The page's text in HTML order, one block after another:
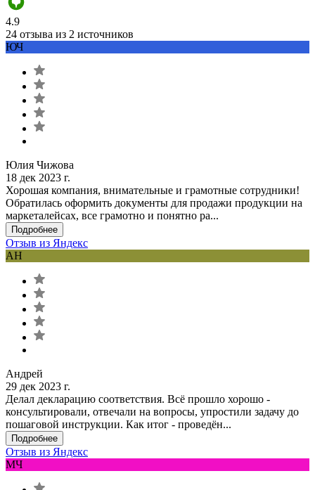
4.9
24 отзыва из 2 источников
ЮЧ
Юлия Чижова
18 дек 2023 г.
Хорошая компания, внимательные и грамотные сотрудники!
Обратилась оформить документы для продажи продукции на
маркеталейсах, все грамотно и понятно ра...
Подробнее
Отзыв из Яндекс
АН
Андрей
29 дек 2023 г.
Делал декларацию соответствия. Всё прошло хорошо -
консультировали, отвечали на вопросы, упростили задачу до
пошаговой инструкции. Как итог - проведён...
Подробнее
Отзыв из Яндекс
МЧ